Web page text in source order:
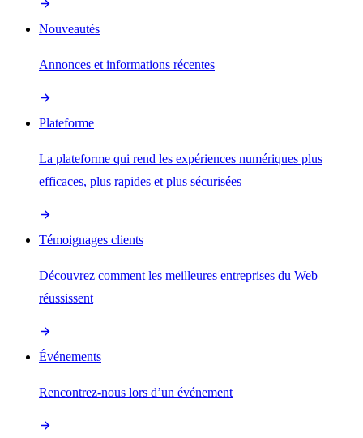
Nouveautés
Annonces et informations récentes
Plateforme
La plateforme qui rend les expériences numériques plus
efficaces, plus rapides et plus sécurisées
Témoignages clients
Découvrez comment les meilleures entreprises du Web
réussissent
Événements
Rencontrez-nous lors d’un événement